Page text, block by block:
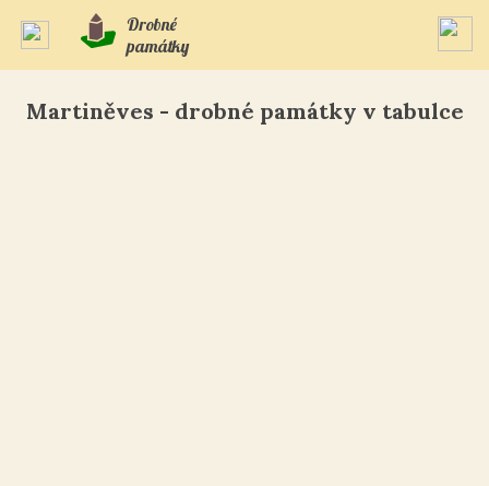
Drobné
památky
Martiněves - drobné památky v tabulce